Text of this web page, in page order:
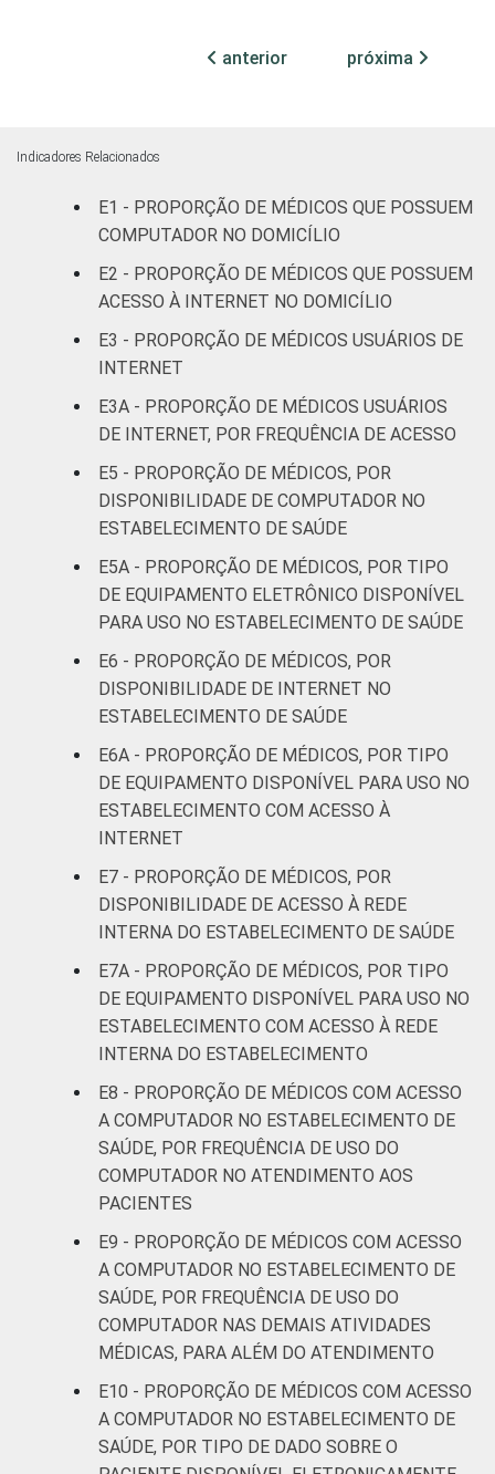
internação
33
mais de 50
leitos
Não
classificado
FAIXA ETÁRIA
36 a 50
anos
54
51 anos ou
mais
LOCALIZAÇÃO Capital 52
Base: 961.299 médicos com acesso a
computador no estabelecimento de saúde.
Respostas estimuladas. Cada item
apresentado se refere apenas aos
resultados da alternativa sim. Dados
coletados entre novembro de 2015 e junho
Considera-se computador os seguintes
equipamentos: computador de mesa,
notebook, netbook e tablet.
anterior próxima
Indicadores Relacionados
E1 - PROPORÇÃO DE MÉDICOS QUE POSSUEM
COMPUTADOR NO DOMICÍLIO
E2 - PROPORÇÃO DE MÉDICOS QUE POSSUEM
ACESSO À INTERNET NO DOMICÍLIO
E3 - PROPORÇÃO DE MÉDICOS USUÁRIOS DE
INTERNET
E3A - PROPORÇÃO DE MÉDICOS USUÁRIOS
DE INTERNET, POR FREQUÊNCIA DE ACESSO
E5 - PROPORÇÃO DE MÉDICOS, POR
DISPONIBILIDADE DE COMPUTADOR NO
ESTABELECIMENTO DE SAÚDE
E5A - PROPORÇÃO DE MÉDICOS, POR TIPO
DE EQUIPAMENTO ELETRÔNICO DISPONÍVEL
PARA USO NO ESTABELECIMENTO DE SAÚDE
E6 - PROPORÇÃO DE MÉDICOS, POR
DISPONIBILIDADE DE INTERNET NO
ESTABELECIMENTO DE SAÚDE
E6A - PROPORÇÃO DE MÉDICOS, POR TIPO
DE EQUIPAMENTO DISPONÍVEL PARA USO NO
ESTABELECIMENTO COM ACESSO À
INTERNET
E7 - PROPORÇÃO DE MÉDICOS, POR
DISPONIBILIDADE DE ACESSO À REDE
INTERNA DO ESTABELECIMENTO DE SAÚDE
E7A - PROPORÇÃO DE MÉDICOS, POR TIPO
DE EQUIPAMENTO DISPONÍVEL PARA USO NO
ESTABELECIMENTO COM ACESSO À REDE
INTERNA DO ESTABELECIMENTO
E8 - PROPORÇÃO DE MÉDICOS COM ACESSO
A COMPUTADOR NO ESTABELECIMENTO DE
SAÚDE, POR FREQUÊNCIA DE USO DO
COMPUTADOR NO ATENDIMENTO AOS
PACIENTES
E9 - PROPORÇÃO DE MÉDICOS COM ACESSO
A COMPUTADOR NO ESTABELECIMENTO DE
SAÚDE, POR FREQUÊNCIA DE USO DO
COMPUTADOR NAS DEMAIS ATIVIDADES
MÉDICAS, PARA ALÉM DO ATENDIMENTO
E10 - PROPORÇÃO DE MÉDICOS COM ACESSO
A COMPUTADOR NO ESTABELECIMENTO DE
SAÚDE, POR TIPO DE DADO SOBRE O